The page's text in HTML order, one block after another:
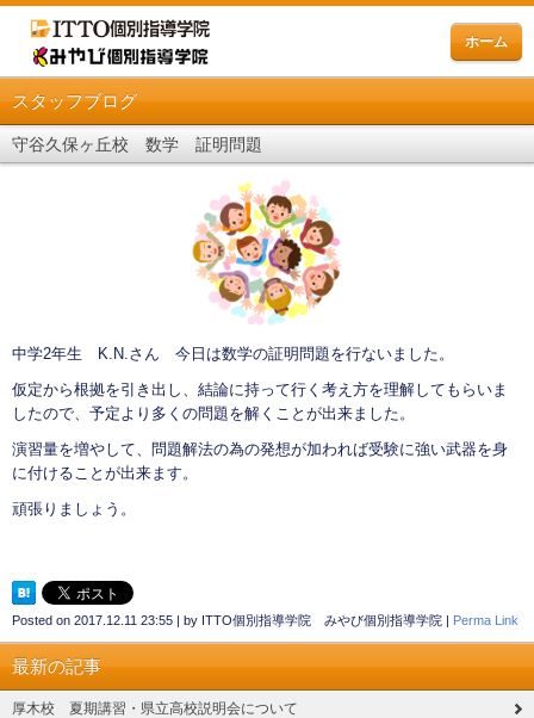
ホーム
スタッフブログ
守谷久保ヶ丘校 数学 証明問題
中学2年生 K.N.さん 今日は数学の証明問題を行ないました。
仮定から根拠を引き出し、結論に持って行く考え方を理解してもらいま
したので、予定より多くの問題を解くことが出来ました。
演習量を増やして、問題解法の為の発想が加われば受験に強い武器を身
に付けることが出来ます。
頑張りましょう。
Posted on 2017.12.11 23:55 | by ITTO個別指導学院 みやび個別指導学院 | Perma Link
最新の記事
厚木校 夏期講習・県立高校説明会について